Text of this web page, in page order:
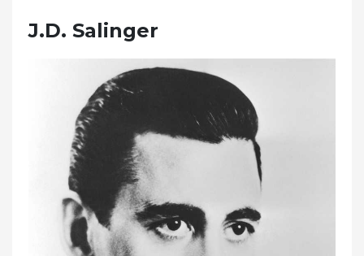
J.D. Salinger